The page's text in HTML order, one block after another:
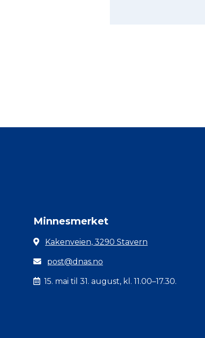
Minnesmerket
Kakenveien, 3290 Stavern
post@dnas.no
15. mai til 31. august, kl. 11.00–17.30.